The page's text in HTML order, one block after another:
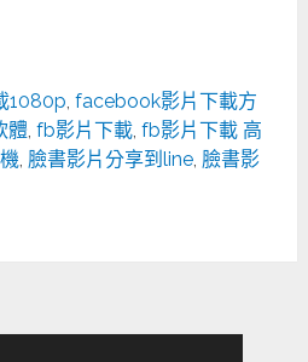
1080p,facebook影片下載方
體,fb影片下載,fb影片下載 高
, 臉書影片分享到line, 臉書影